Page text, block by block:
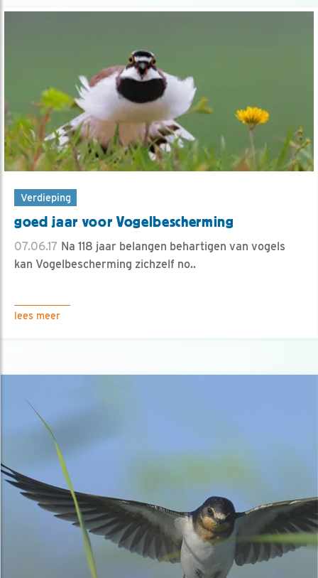
Verdieping
goed jaar voor Vogelbescherming
07.06.17 Na 118 jaar belangen behartigen van vogels
kan Vogelbescherming zichzelf no..
lees meer